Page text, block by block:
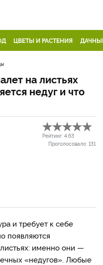
ЦВЕТЫ И РАСТЕНИЯ
на листьях
недуг и что
Рейтинг: 4.63
Проголосовало: 131
и требует к себе
появляются
именно они —
«недугов». Любые